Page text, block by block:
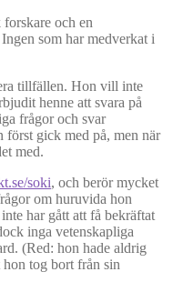
och en
som har medverkat i
tillfällen. Hon vill inte
henne att svara på
frågor och svar
först gick med på, men när
med.
soki, och berör mycket
om huruvida hon
har gått att få bekräftat
inga vetenskapliga
(Red: hon hade aldrig
tog bort från sin